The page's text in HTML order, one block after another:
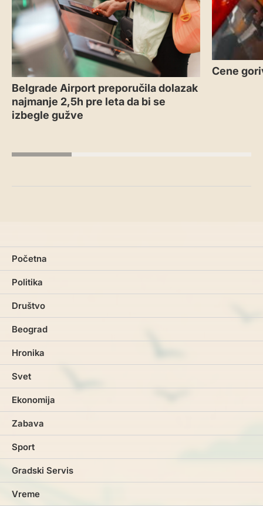
Belgrade Airport preporučila dolazak
najmanje 2,5h pre leta da bi se
izbegle gužve
Cene
Početna
Politika
Društvo
Beograd
Hronika
Svet
Ekonomija
Zabava
Sport
Gradski Servis
Vreme